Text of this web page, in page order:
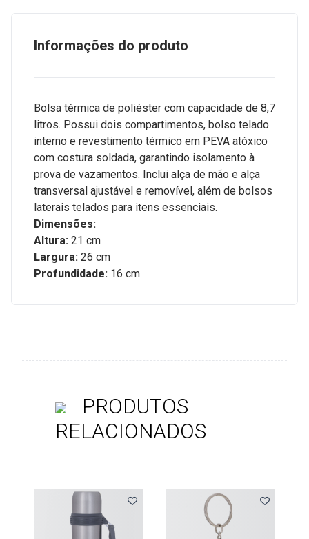
Informações do produto
Bolsa térmica de poliéster com capacidade de 8,7
litros. Possui dois compartimentos, bolso telado
interno e revestimento térmico em PEVA atóxico
com costura soldada, garantindo isolamento à
prova de vazamentos. Inclui alça de mão e alça
transversal ajustável e removível, além de bolsos
laterais telados para itens essenciais.
Dimensões:
Altura: 21 cm
Largura: 26 cm
Profundidade: 16 cm
PRODUTOS
RELACIONADOS